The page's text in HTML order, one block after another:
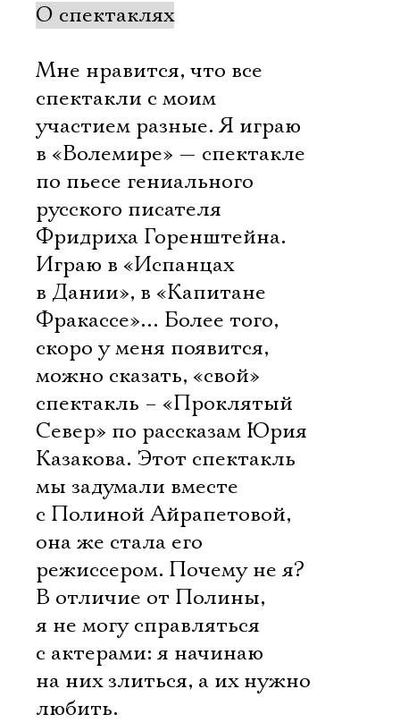
О спектаклях
Мне нравится, что все
спектакли с моим
участием разные. Я играю
в «Волемире» — спектакле
по пьесе гениального
русского писателя
Фридриха Горенштейна.
Играю в «Испанцах
в Дании», в «Капитане
Фракассе»… Более того,
скоро у меня появится,
можно сказать, «свой»
спектакль – «Проклятый
Север» по рассказам Юрия
Казакова. Этот спектакль
мы задумали вместе
с Полиной Айрапетовой,
она же стала его
режиссером. Почему не я?
В отличие от Полины,
я не могу справляться
с актерами: я начинаю
на них злиться, а их нужно
любить.